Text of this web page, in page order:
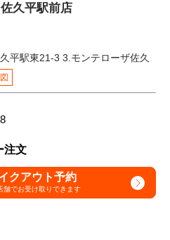
久平駅前店
平駅東21-3 3.モンテローザ佐久
注文
クアウト予約
舗でお受け取りできます